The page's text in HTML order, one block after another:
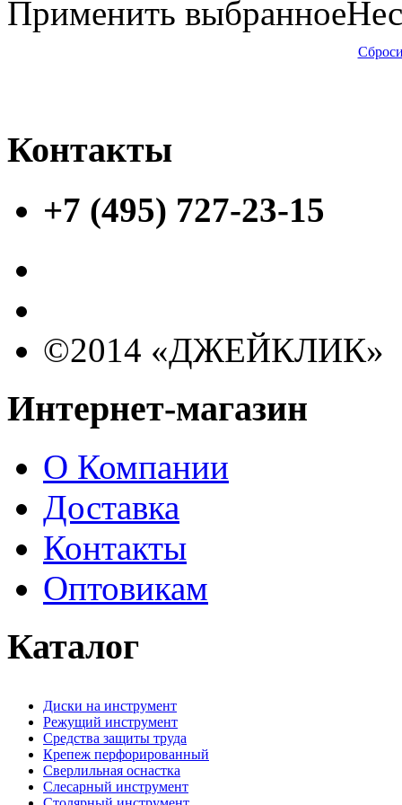
Применить выбранное
Контакты
+7 (495) 727-23-15
©2014 «ДЖЕЙКЛИК»
Интернет-магазин
О Компании
Доставка
Контакты
Оптовикам
Каталог
Диски на инструмент
Режущий инструмент
Средства защиты труда
Крепеж перфорированный
Сверлильная оснастка
Слесарный инструмент